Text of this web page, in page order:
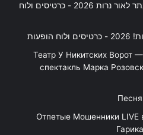
משופן ועד AC/DC - מופע פסנתר לאור נרות 2026 - כרטיסים ולוח
"Театр У Никитских
спектакль Марка
Отпетые Мошенники LIVE